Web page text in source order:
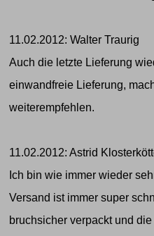
11.02.2012: Walter Traurig
Auch die letzte Lieferung
einwandfreie Lieferung,
weiterempfehlen.
11.02.2012: Astrid
Ich bin wie immer wieder
Versand ist immer super
bruchsicher verpackt und